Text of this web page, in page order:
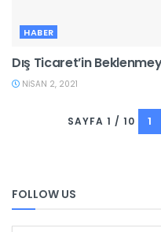
HABER
Dış Ticaret’in
NISAN 2, 2021
SAYFA 1 / 10 1
FOLLOW US